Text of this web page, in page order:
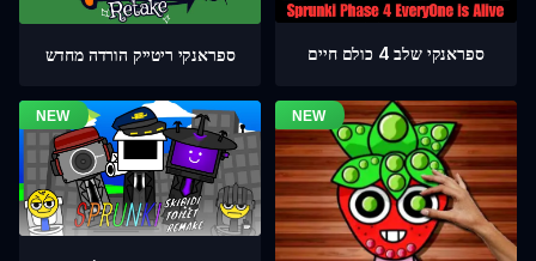
ספראנקי ריטייק הורדה מחדש ספראנקי שלב 4 כולם חיים